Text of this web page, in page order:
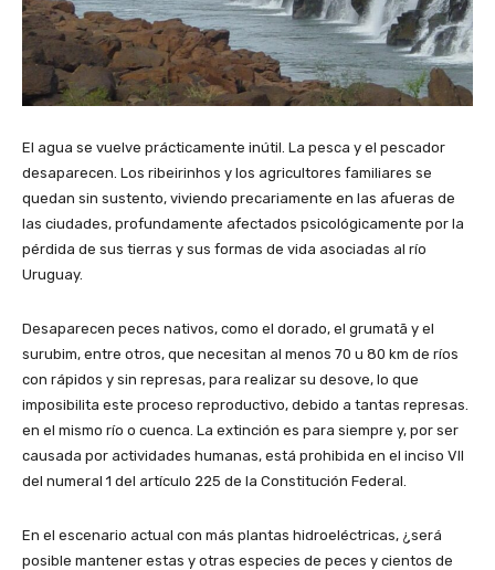
El agua se vuelve prácticamente inútil. La pesca y el pescador
desaparecen. Los ribeirinhos y los agricultores familiares se
quedan sin sustento, viviendo precariamente en las afueras de
las ciudades, profundamente afectados psicológicamente por la
pérdida de sus tierras y sus formas de vida asociadas al río
Uruguay.
Desaparecen peces nativos, como el dorado, el grumatã y el
surubim, entre otros, que necesitan al menos 70 u 80 km de ríos
con rápidos y sin represas, para realizar su desove, lo que
imposibilita este proceso reproductivo, debido a tantas represas.
en el mismo río o cuenca. La extinción es para siempre y, por ser
causada por actividades humanas, está prohibida en el inciso VII
del numeral 1 del artículo 225 de la Constitución Federal.
En el escenario actual con más plantas hidroeléctricas, ¿será
posible mantener estas y otras especies de peces y cientos de